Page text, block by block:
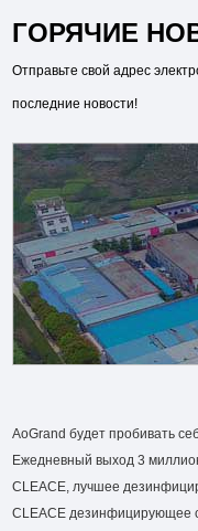
ГОРЯЧИЕ
Отправьте свой адрес
последние новости!
AoGrand будет пробивать
Ежедневный выход 3
CLEACE, лучшее
CLEACE дезинфицирующее